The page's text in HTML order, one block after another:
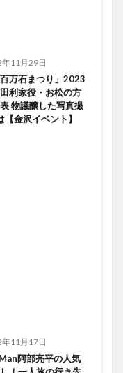
11月29日
百万石まつり」2023
利家役・お松の方
物議醸した写真撮
【金沢イベント】
11月17日
阿部亮平の人気